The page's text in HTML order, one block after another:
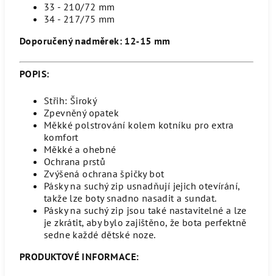
33 - 210/72 mm
34 - 217/75 mm
Doporučený nadměrek: 12-15 mm
POPIS:
Střih: Široký
Zpevněný opatek
Měkké polstrování kolem kotníku pro extra
komfort
Měkké a ohebné
Ochrana prstů
Zvýšená ochrana špičky bot
Pásky na suchý zip usnadňují jejich otevírání,
takže lze boty snadno nasadit a sundat.
Pásky na suchý zip jsou také nastavitelné a lze
je zkrátit, aby bylo zajištěno, že bota perfektně
sedne každé dětské noze.
PRODUKTOVÉ INFORMACE: